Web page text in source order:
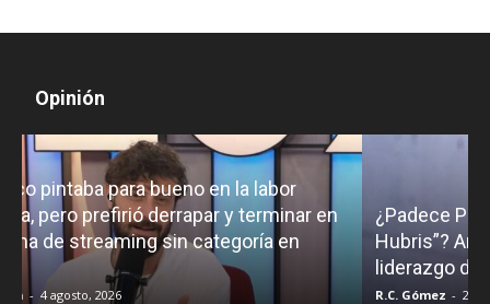
Opinión
¿Padece Pedro Sánchez el “Síndrome de
Hubris”? Analistas debaten sobre el estilo de
liderazgo del presidente
R.C. Gómez - 2 agosto, 2026